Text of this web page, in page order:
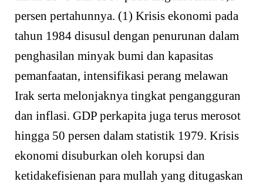
persen pertahunnya. (1) Krisis ekonomi pada
tahun 1984 disusul dengan penurunan dalam
penghasilan minyak bumi dan kapasitas
pemanfaatan, intensifikasi perang melawan
Irak serta melonjaknya tingkat pengangguran
dan inflasi. GDP perkapita juga terus merosot
hingga 50 persen dalam statistik 1979. Krisis
ekonomi disuburkan oleh korupsi dan
ketidakefisienan para mullah yang ditugaskan